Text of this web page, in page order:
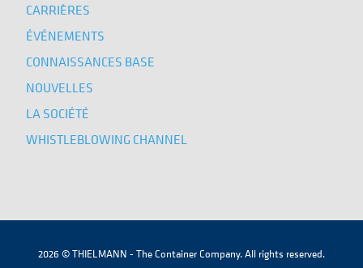
CARRIÈRES
ÉVÉNEMENTS
CONNAISSANCES BASE
NOUVELLES
LA SOCIÉTÉ
WHISTLEBLOWING CHANNEL
2026 © THIELMANN - The Container Company. All rights reserved.